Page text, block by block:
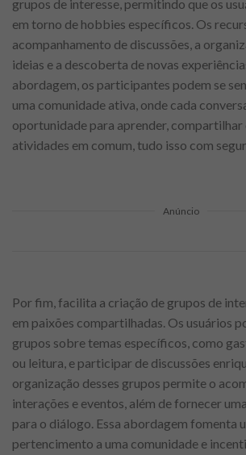
grupos de interesse, permitindo que os
em torno de hobbies específicos. Os
acompanhamento de discussões, a
ideias e a descoberta de novas
abordagem, os participantes podem se
uma comunidade ativa, onde cada
oportunidade para aprender, compartilhar
atividades em comum, tudo isso com
Anúncio
Por fim, facilita a criação de grupos de
em paixões compartilhadas. Os usuários
grupos sobre temas específicos, como
ou leitura, e participar de discussões
organização desses grupos permite o
interações e eventos, além de fornecer
para o diálogo. Essa abordagem fomenta
pertencimento a uma comunidade e